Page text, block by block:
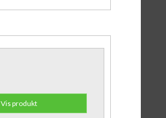
Vis produkt